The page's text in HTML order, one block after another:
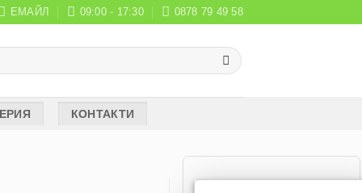
ЕМАЙЛ 09:00 - 17:30 0878 79 49 58
КОНТАКТИ